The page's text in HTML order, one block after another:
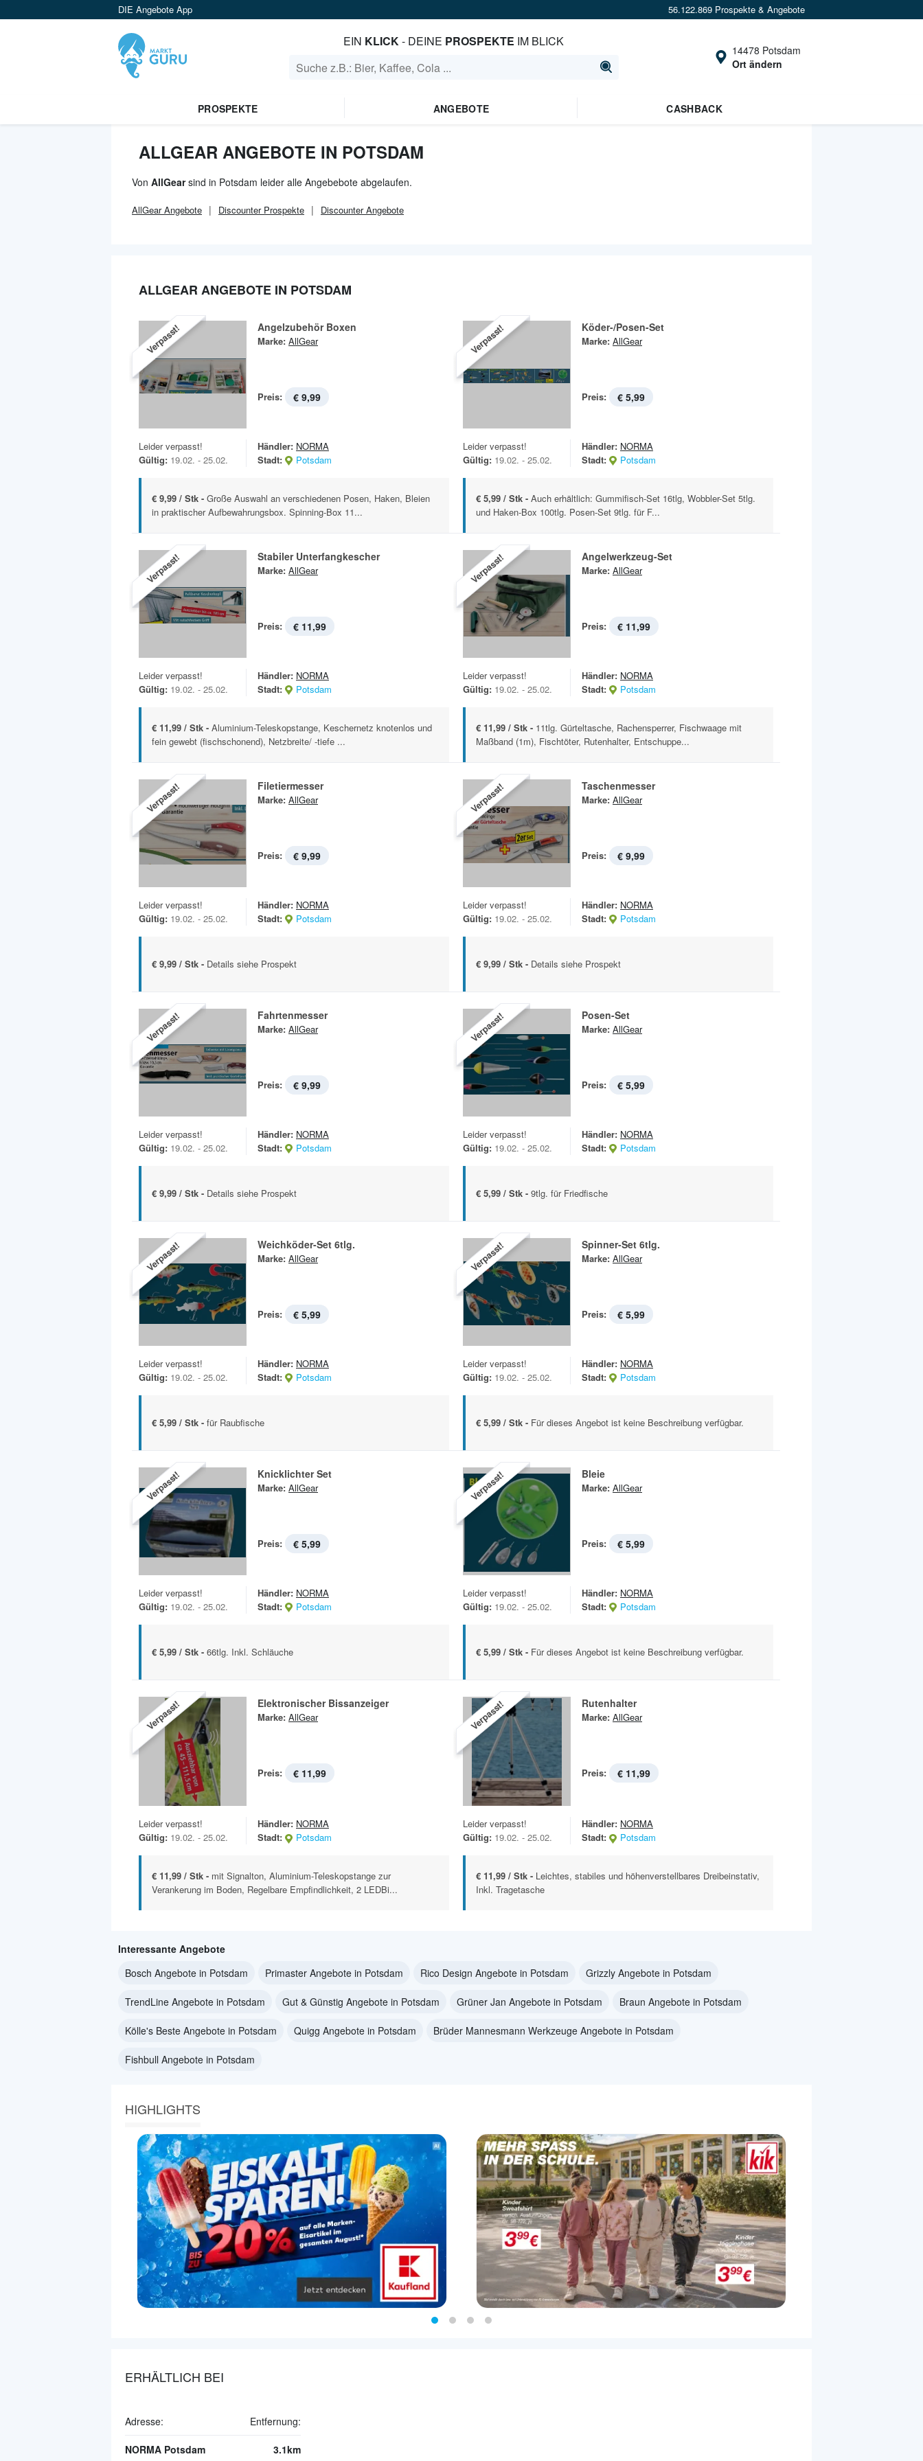
DIE Angebote App 56.122.869 Prospekte & Angebote
EIN KLICK- DEINE PROSPEKTE IM BLICK
14478 Potsdam
Ort ändern
PROSPEKTE ANGEBOTE CASHBACK
ALLGEAR ANGEBOTE IN POTSDAM
Von AllGearsind in Potsdam leider alle Angebebote abgelaufen.
AllGearAngebote DiscounterProspekte DiscounterAngebote
ALLGEAR ANGEBOTE IN POTSDAM
Verpasst! Angelzubehör Boxen
Marke: AllGear
Preis: € 9,99
Leider verpasst!
Gültig: 19.02. - 25.02.
Händler: NORMA
Stadt:
Potsdam
€ 9,99 / Stk - Große Auswahl an verschiedenen Posen, Haken, Bleien
in praktischer Aufbewahrungsbox. Spinning-Box 11...
Verpasst! Köder-/Posen-Set
Marke: AllGear
Preis: € 5,99
Leider verpasst!
Gültig: 19.02. - 25.02.
Händler: NORMA
Stadt:
Potsdam
€ 5,99 / Stk - Auch erhältlich: Gummifisch-Set 16tlg, Wobbler-Set 5tlg.
und Haken-Box 100tlg. Posen-Set 9tlg. für F...
Verpasst! Stabiler Unterfangkescher
Marke: AllGear
Preis: € 11,99
Leider verpasst!
Gültig: 19.02. - 25.02.
Händler: NORMA
Stadt:
Potsdam
€ 11,99 / Stk - Aluminium-Teleskopstange, Keschernetz knotenlos und
fein gewebt (fischschonend), Netzbreite/ -tiefe ...
Verpasst! Angelwerkzeug-Set
Marke: AllGear
Preis: € 11,99
Leider verpasst!
Gültig: 19.02. - 25.02.
Händler: NORMA
Stadt:
Potsdam
€ 11,99 / Stk - 11tlg. Gürteltasche, Rachensperrer, Fischwaage mit
Maßband (1m), Fischtöter, Rutenhalter, Entschuppe...
Verpasst! Filetiermesser
Marke: AllGear
Preis: € 9,99
Leider verpasst!
Gültig: 19.02. - 25.02.
Händler: NORMA
Stadt:
Potsdam
€ 9,99 / Stk - Details siehe Prospekt
Verpasst! Taschenmesser
Marke: AllGear
Preis: € 9,99
Leider verpasst!
Gültig: 19.02. - 25.02.
Händler: NORMA
Stadt:
Potsdam
€ 9,99 / Stk - Details siehe Prospekt
Verpasst! Fahrtenmesser
Marke: AllGear
Preis: € 9,99
Leider verpasst!
Gültig: 19.02. - 25.02.
Händler: NORMA
Stadt:
Potsdam
€ 9,99 / Stk - Details siehe Prospekt
Verpasst! Posen-Set
Marke: AllGear
Preis: € 5,99
Leider verpasst!
Gültig: 19.02. - 25.02.
Händler: NORMA
Stadt:
Potsdam
€ 5,99 / Stk - 9tlg. für Friedfische
Verpasst! Weichköder-Set 6tlg.
Marke: AllGear
Preis: € 5,99
Leider verpasst!
Gültig: 19.02. - 25.02.
Händler: NORMA
Stadt:
Potsdam
€ 5,99 / Stk - für Raubfische
Verpasst! Spinner-Set 6tlg.
Marke: AllGear
Preis: € 5,99
Leider verpasst!
Gültig: 19.02. - 25.02.
Händler: NORMA
Stadt:
Potsdam
€ 5,99 / Stk - Für dieses Angebot ist keine Beschreibung verfügbar.
Verpasst! Knicklichter Set
Marke: AllGear
Preis: € 5,99
Leider verpasst!
Gültig: 19.02. - 25.02.
Händler: NORMA
Stadt:
Potsdam
€ 5,99 / Stk - 66tlg. Inkl. Schläuche
Verpasst! Bleie
Marke: AllGear
Preis: € 5,99
Leider verpasst!
Gültig: 19.02. - 25.02.
Händler: NORMA
Stadt:
Potsdam
€ 5,99 / Stk - Für dieses Angebot ist keine Beschreibung verfügbar.
Verpasst! Elektronischer Bissanzeiger
Marke: AllGear
Preis: € 11,99
Leider verpasst!
Gültig: 19.02. - 25.02.
Händler: NORMA
Stadt:
Potsdam
€ 11,99 / Stk - mit Signalton, Aluminium-Teleskopstange zur
Verankerung im Boden, Regelbare Empfindlichkeit, 2 LEDBi...
Verpasst! Rutenhalter
Marke: AllGear
Preis: € 11,99
Leider verpasst!
Gültig: 19.02. - 25.02.
Händler: NORMA
Stadt:
Potsdam
€ 11,99 / Stk - Leichtes, stabiles und höhenverstellbares Dreibeinstativ,
Inkl. Tragetasche
Interessante Angebote
Bosch Angebote in Potsdam
Primaster Angebote in Potsdam Rico Design Angebote in Potsdam Grizzly Angebote in Potsdam
TrendLine Angebote in Potsdam Gut & Günstig Angebote in Potsdam Grüner Jan Angebote in Potsdam Braun Angebote in Potsdam
Kölle's Beste Angebote in Potsdam Quigg Angebote in Potsdam Brüder Mannesmann Werkzeuge Angebote in Potsdam
Fishbull Angebote in Potsdam
HIGHLIGHTS
ERHÄLTLICH BEI
Adresse: Entfernung:
NORMA Potsdam 3.1km